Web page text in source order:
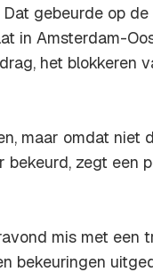
Dat gebeurde op
in Amsterdam-
het blokkeren
maar omdat niet
zegt een
mis met een
bekeuringen